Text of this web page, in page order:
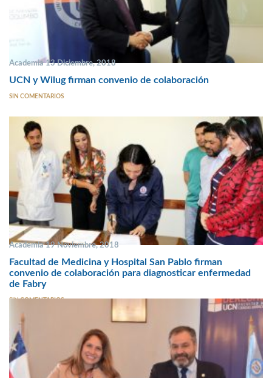
Academia 13 Diciembre, 2018
UCN y Wilug firman convenio de colaboración
SIN COMENTARIOS
Academia 19 Noviembre, 2018
Facultad de Medicina y Hospital San Pablo firman
convenio de colaboración para diagnosticar enfermedad
de Fabry
SIN COMENTARIOS